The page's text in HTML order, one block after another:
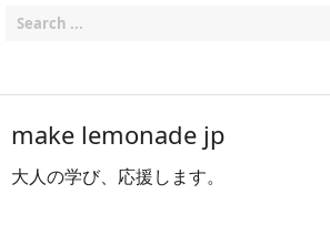
make lemonade jp
大人の学び、応援します。